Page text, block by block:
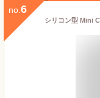
no. 6